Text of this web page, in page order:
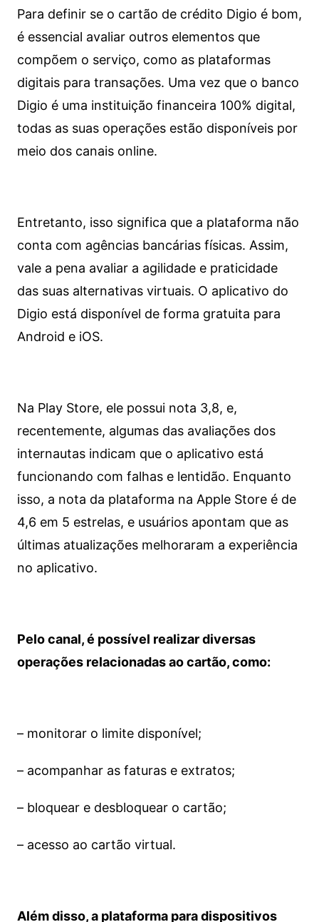
Para definir se o cartão de crédito Digio é bom,
é essencial avaliar outros elementos que
compõem o serviço, como as plataformas
digitais para transações. Uma vez que o banco
Digio é uma instituição financeira 100% digital,
todas as suas operações estão disponíveis por
meio dos canais online.
Entretanto, isso significa que a plataforma não
conta com agências bancárias físicas. Assim,
vale a pena avaliar a agilidade e praticidade
das suas alternativas virtuais. O aplicativo do
Digio está disponível de forma gratuita para
Android e iOS.
Na Play Store, ele possui nota 3,8, e,
recentemente, algumas das avaliações dos
internautas indicam que o aplicativo está
funcionando com falhas e lentidão. Enquanto
isso, a nota da plataforma na Apple Store é de
4,6 em 5 estrelas, e usuários apontam que as
últimas atualizações melhoraram a experiência
no aplicativo.
Pelo canal, é possível realizar diversas
operações relacionadas ao cartão, como:
– monitorar o limite disponível;
– acompanhar as faturas e extratos;
– bloquear e desbloquear o cartão;
– acesso ao cartão virtual.
Além disso, a plataforma para dispositivos